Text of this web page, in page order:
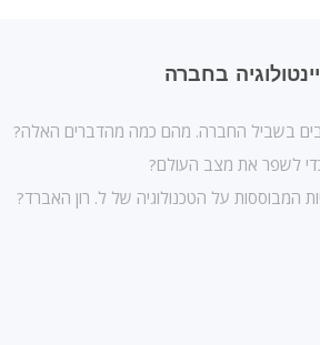
בחברה
בשביל החברה. מהם כמה מהדברים האלה?
כדי לשפר את מצב העולם?
המבוססות על הטכנולוגיה של ל. רון האברד?